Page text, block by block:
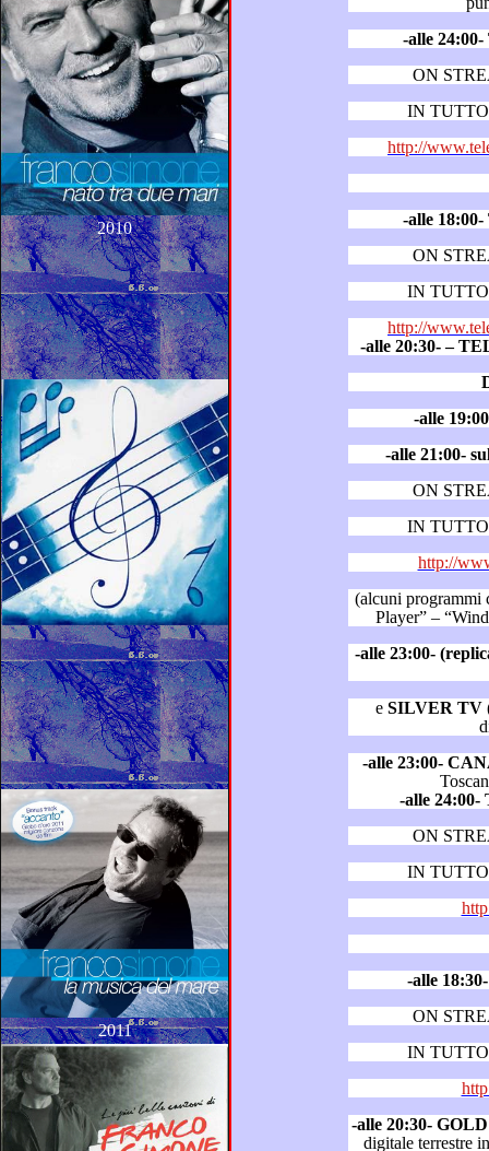
2010
2011
-alle
ON
IN
http://
-alle
ON
IN
http://
-alle 20:30- –
-alle
ON
IN
http://
(alcuni programmi consigliati:
-alle 23:00-
e SILVER TV
-alle 23:00-
-alle
ON
IN
-alle
ON
IN
-alle 20:30-
digitale terrestre in LOMBARDIA,